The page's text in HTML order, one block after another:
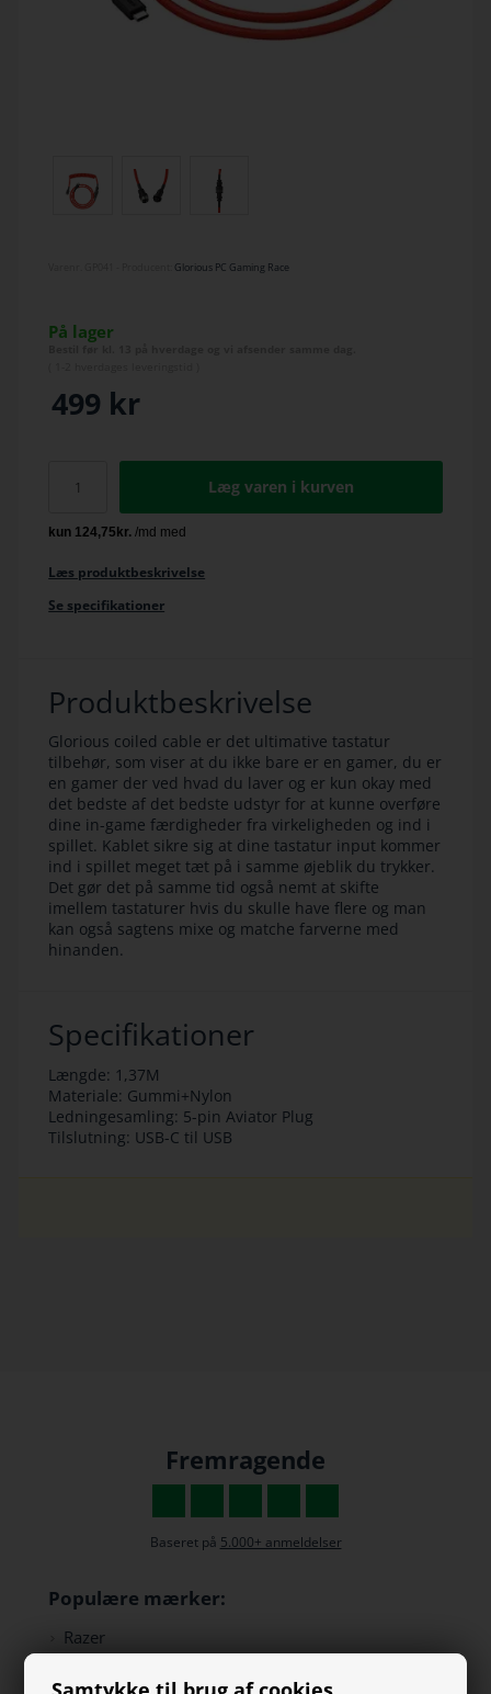
Glorious PC Gaming Race
På lager
499 kr
Læg varen i kurven
Læs produktbeskrivelse
Se specifikationer
Produktbeskrivelse
Glorious coiled cable er det ultimative tastatur
tilbehør, som viser at du ikke bare er en gamer, du er
en gamer der ved hvad du laver og er kun okay med
det bedste af det bedste udstyr for at kunne overføre
dine in-game færdigheder fra virkeligheden og ind i
spillet. Kablet sikre sig at dine tastatur input kommer
ind i spillet meget tæt på i samme øjeblik du trykker.
Det gør det på samme tid også nemt at skifte
imellem tastaturer hvis du skulle have flere og man
kan også sagtens mixe og matche farverne med
hinanden.
Specifikationer
Længde: 1,37M
Materiale: Gummi+Nylon
Ledningesamling: 5-pin Aviator Plug
Tilslutning: USB-C til USB
Fremragende
Baseret på 5.000+ anmeldelser
Populære mærker:
Razer
SteelSeries